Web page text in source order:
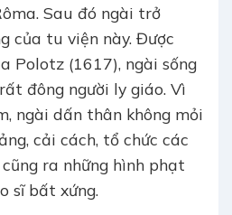
Sau đó ngài trở
của tu viện này. Được
Polotz (1617), ngài sống
đông người ly giáo. Vì
ngài dấn thân không mỏi
cải cách, tổ chức các
ra những hình phạt
sĩ bất xứng.